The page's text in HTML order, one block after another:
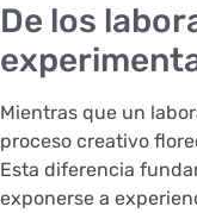
De los
Mientras que un
proceso creativo
Esta diferencia
exponerse a